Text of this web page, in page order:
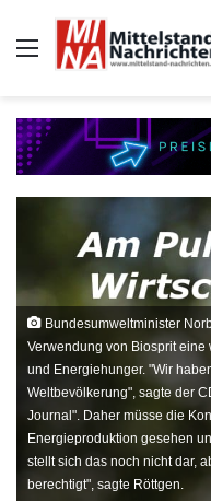
Auswahl
Bundesumweltminister
Verwendung von Biosprit
und Energiehunger. "Wir
Weltbevölkerung", sagte der
Journal". Daher müsse die
Energieproduktion gesehen
stellt sich das noch nicht dar,
berechtigt", sagte Röttgen.